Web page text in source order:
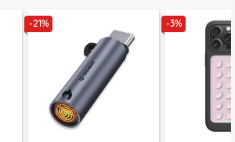
-21% -3%